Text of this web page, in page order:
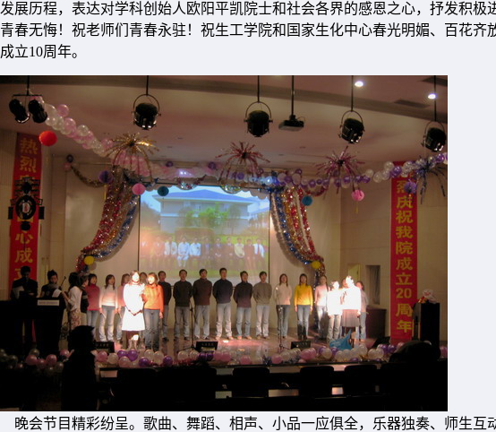
发展历程，表达对学科创始人欧阳平凯院士和社会各界的感恩之心，抒发积
青春无悔！祝老师们青春永驻！祝生工学院和国家生化中心春光明媚、百花
成立10周年。
晚会节目精彩纷呈。歌曲、舞蹈、相声、小品一应俱全，乐器独奏、师生互